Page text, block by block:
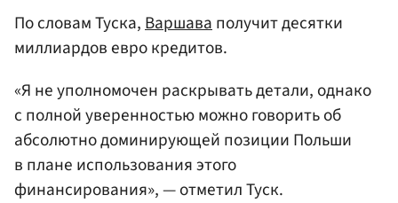
По словам Туска,Варшаваполучит десятки
миллиардов евро кредитов.
«Я не уполномочен раскрывать детали, однако
с полной уверенностью можно говорить об
абсолютно доминирующей позиции Польши
в плане использования этого
финансирования», — отметил Туск.